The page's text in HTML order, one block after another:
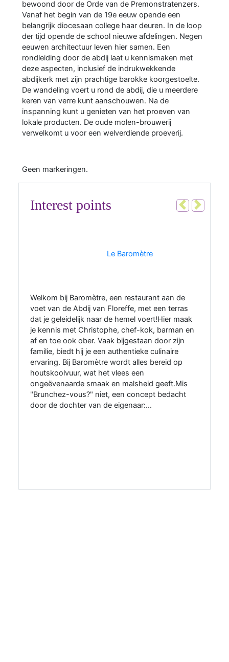
bewoond door de Orde van de Premonstratenzers.
Vanaf het begin van de 19e eeuw opende een
belangrijk diocesaan college haar deuren. In de loop
der tijd opende de school nieuwe afdelingen. Negen
eeuwen architectuur leven hier samen. Een
rondleiding door de abdij laat u kennismaken met
deze aspecten, inclusief de indrukwekkende
abdijkerk met zijn prachtige barokke koorgestoelte.
De wandeling voert u rond de abdij, die u meerdere
keren van verre kunt aanschouwen. Na de
inspanning kunt u genieten van het proeven van
lokale producten. De oude molen-brouwerij
verwelkomt u voor een welverdiende proeverij.
Geen markeringen.
Interest points Vorig
Le Baromètre
Welkom bij Baromètre, een restaurant aan de
voet van de Abdij van Floreffe, met een terras
dat je geleidelijk naar de hemel voert!Hier maak
je kennis met Christophe, chef-kok, barman en
af en toe ook ober. Vaak bijgestaan door zijn
familie, biedt hij je een authentieke culinaire
ervaring. Bij Baromètre wordt alles bereid op
houtskoolvuur, wat het vlees een
ongeëvenaarde smaak en malsheid geeft.Mis
"Brunchez-vous?" niet, een concept bedacht
door de dochter van de eigenaar:...